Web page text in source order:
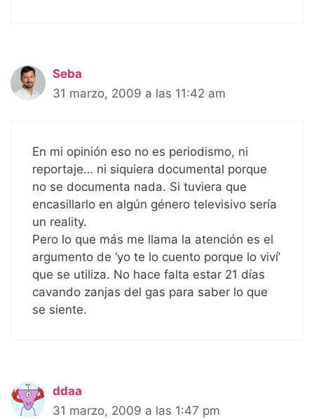
Seba
31 marzo, 2009 a las 11:42 am
En mi opinión eso no es periodismo, ni
reportaje… ni siquiera documental porque
no se documenta nada. Si tuviera que
encasillarlo en algún género televisivo sería
un reality.
Pero lo que más me llama la atención es el
argumento de ‘yo te lo cuento porque lo viví’
que se utiliza. No hace falta estar 21 días
cavando zanjas del gas para saber lo que
se siente.
ddaa
31 marzo, 2009 a las 1:47 pm